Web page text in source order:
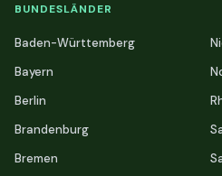
BUNDESLÄNDER
Baden-Württemberg
Bayern
Berlin
Brandenburg
Bremen